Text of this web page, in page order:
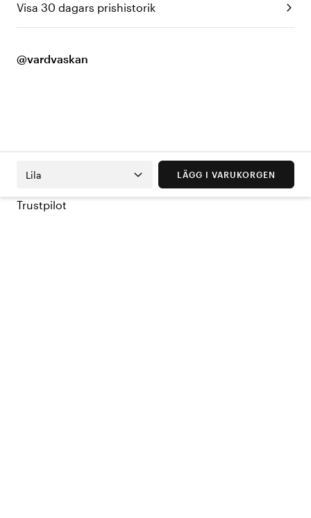
Visa 30 dagars prishistorik
@vardvaskan
Lila LÄGG I VARUKORGEN
Trustpilot